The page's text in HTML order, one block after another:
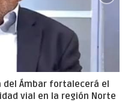
del Ámbar fortalecerá el
vial en la región Norte